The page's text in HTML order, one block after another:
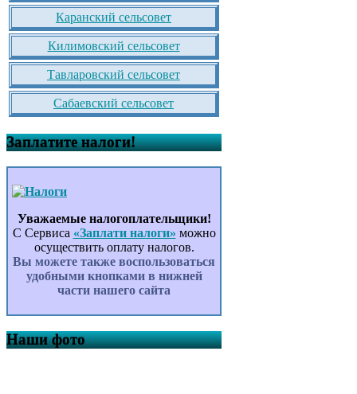
Каранский сельсовет
Килимовский сельсовет
Тавларовский сельсовет
Сабаевский сельсовет
Заплатите налоги!
Уважаемые налогоплательщики!
С Сервиса «Заплати налоги» можно
осуществить оплату налогов.
Вы можете также воспользоваться
удобными кнопками в нижней
части нашего сайта
Наши фото